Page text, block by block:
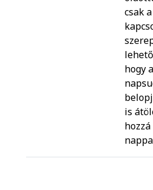
csak
hogy
is